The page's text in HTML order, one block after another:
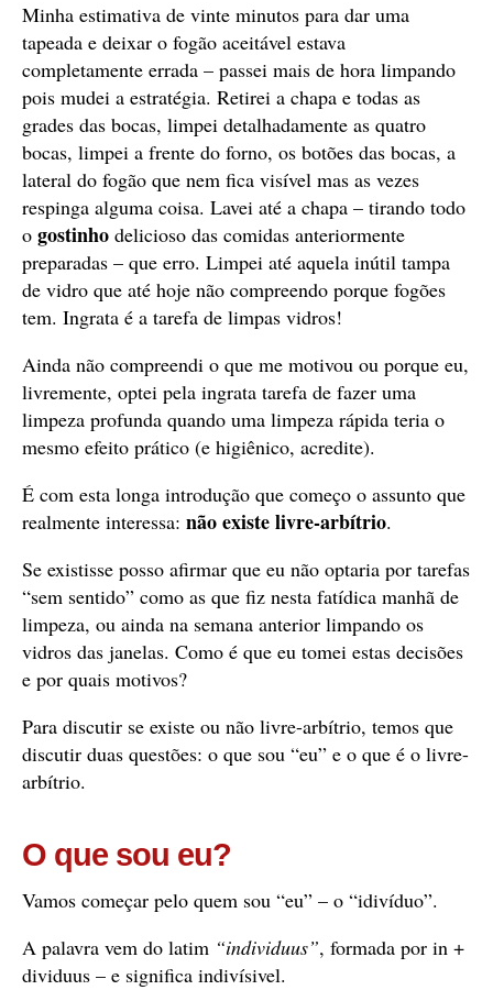
Minha estimativa de vinte minutos para dar uma
tapeada e deixar o fogão aceitável estava
completamente errada – passei mais de hora limpando
pois mudei a estratégia. Retirei a chapa e todas as
grades das bocas, limpei detalhadamente as quatro
bocas, limpei a frente do forno, os botões das bocas, a
lateral do fogão que nem fica visível mas as vezes
respinga alguma coisa. Lavei até a chapa – tirando todo
o gostinho delicioso das comidas anteriormente
preparadas – que erro. Limpei até aquela inútil tampa
de vidro que até hoje não compreendo porque fogões
tem. Ingrata é a tarefa de limpas vidros!
Ainda não compreendi o que me motivou ou porque eu,
livremente, optei pela ingrata tarefa de fazer uma
limpeza profunda quando uma limpeza rápida teria o
mesmo efeito prático (e higiênico, acredite).
É com esta longa introdução que começo o assunto que
realmente interessa: não existe livre-arbítrio.
Se existisse posso afirmar que eu não optaria por tarefas
“sem sentido” como as que fiz nesta fatídica manhã de
limpeza, ou ainda na semana anterior limpando os
vidros das janelas. Como é que eu tomei estas decisões
e por quais motivos?
Para discutir se existe ou não livre-arbítrio, temos que
discutir duas questões: o que sou “eu” e o que é o livre-
arbítrio.
O que sou eu?
Vamos começar pelo quem sou “eu” – o “idivíduo”.
A palavra vem do latim “individuus”, formada por in +
dividuus – e significa indivísivel.